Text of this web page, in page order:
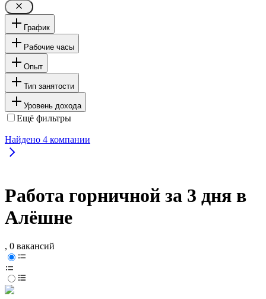
График
Рабочие часы
Опыт
Тип занятости
Уровень дохода
Ещё фильтры
Найдено 4 компании
Работа горничной за 3 дня в
Алёшне
, 0 вакансий